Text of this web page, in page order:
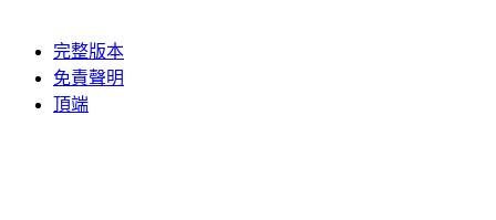
完整版本
免責聲明
頂端